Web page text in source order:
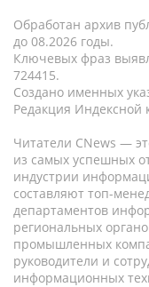
Обработан архив
до 08.2026 годы.
Ключевых фраз
724415.
Создано именных
Редакция Индексной
Читатели CNews —
из самых успешных
индустрии
составляют топ-
департаментов
региональных
промышленных
руководители и
информационных